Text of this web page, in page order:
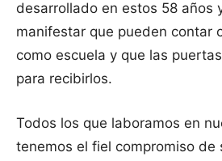
desarrollado en estos 58 años
manifestar que pueden contar
como escuela y que las
para recibirlos.
Todos los que laboramos en
tenemos el fiel compromiso de